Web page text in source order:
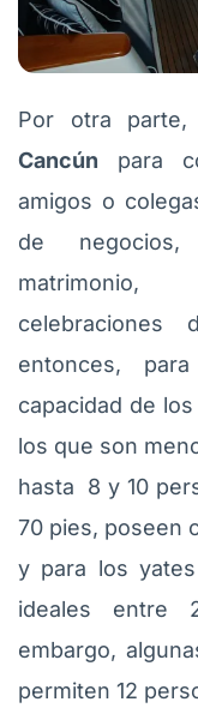
Por otra parte,
Cancún para
amigos o
de
matrimonio,
celebraciones
entonces,
capacidad de
los que son
hasta 8 y 10
70 pies, poseen
y para los
ideales entre
embargo,
permiten 12